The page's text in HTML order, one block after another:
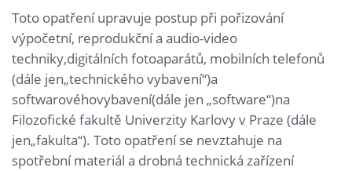
Toto opatření upravuje postup při pořizování
výpočetní, reprodukční a audio-video
techniky,digitálních fotoaparátů, mobilních telefonů
(dále jen„technického vybavení“)a
softwarovéhovybavení(dále jen „software“)na
Filozofické fakultě Univerzity Karlovy v Praze (dále
jen„fakulta“). Toto opatření se nevztahuje na
spotřební materiál a drobná technická zařízení